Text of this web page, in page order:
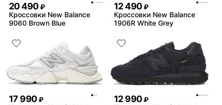
20 490 ₽
Кроссовки New Balance
9060 Brown Blue
12 490 ₽
Кроссовки New Balance
1906R White Grey
17 990 ₽ 12 990 ₽